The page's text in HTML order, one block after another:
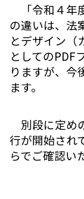
「令和４
の違いは、法
とデザイン（
としてのPDF
りますが、今
ます。
別段に定め
行が開始され
らでご確認い